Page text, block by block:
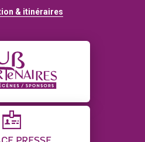
& itinéraires